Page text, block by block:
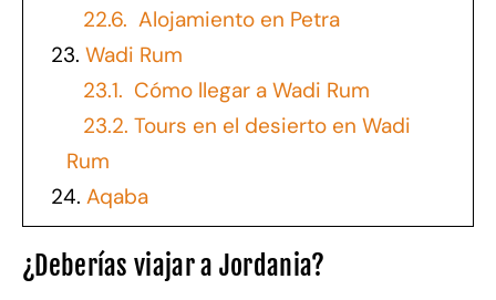
22.6. Alojamiento en Petra
23. Wadi Rum
23.1. Cómo llegar a Wadi Rum
23.2. Tours en el desierto en Wadi
Rum
24. Aqaba
¿Deberías viajar a Jordania?